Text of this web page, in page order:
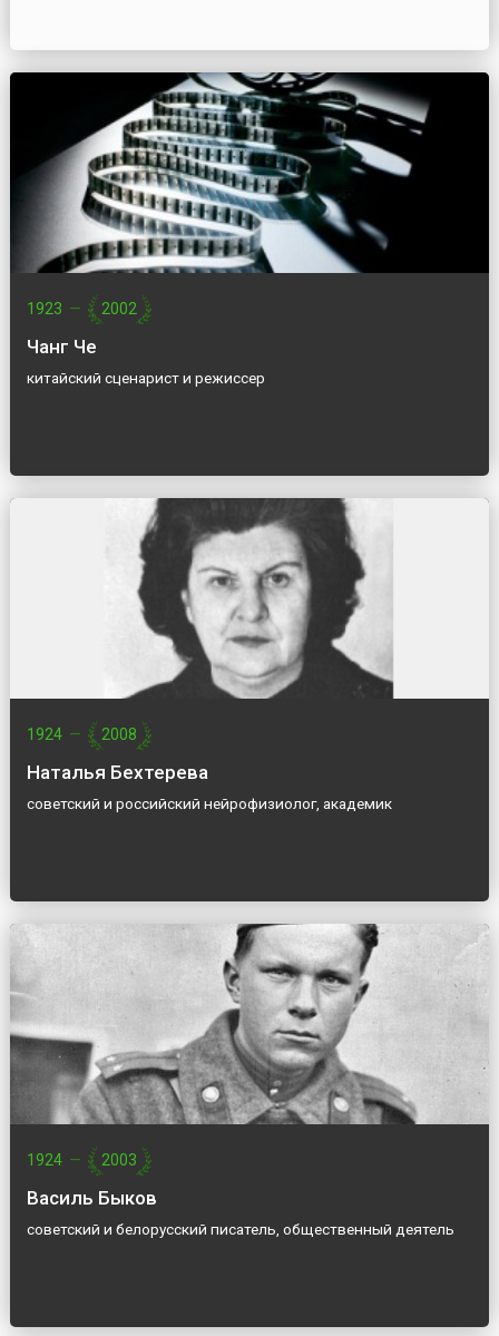
1923 — 2002
Чанг Че
китайский сценарист и режиссер
1924 — 2008
Наталья Бехтерева
советский и российский нейрофизиолог, академик
1924 — 2003
Василь Быков
советский и белорусский писатель, общественный деятель